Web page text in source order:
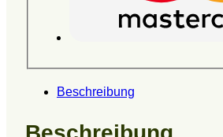
Beschreibung